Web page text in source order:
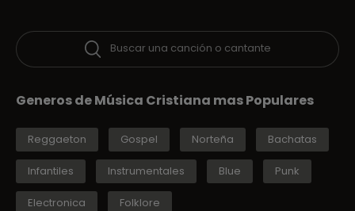
Buscar una canción o cantante
Generos de Música Cristiana mas Populares
Reggaeton Gospel Norteña Bachatas
Infantiles Instrumentales Blue Punk
Electronica Folklore